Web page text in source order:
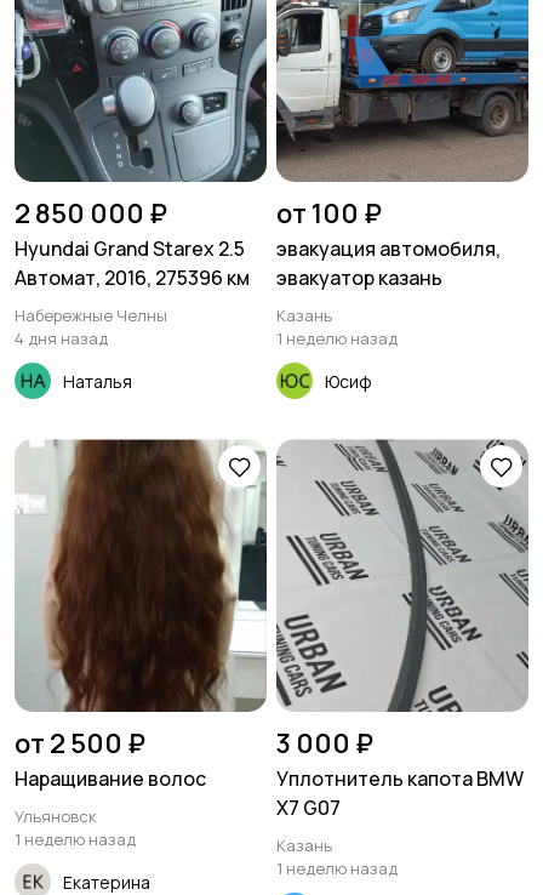
2 850 000 ₽
Hyundai Grand Starex 2.5
Автомат, 2016, 275396 км
Набережные Челны
4 дня назад
Наталья
от 100 ₽
эвакуация автомобиля,
эвакуатор казань
Казань
1 неделю назад
Юсиф
от 2 500 ₽
Наращивание волос
Ульяновск
1 неделю назад
Екатерина
3 000 ₽
Уплотнитель капота BMW
X7 G07
Казань
1 неделю назад